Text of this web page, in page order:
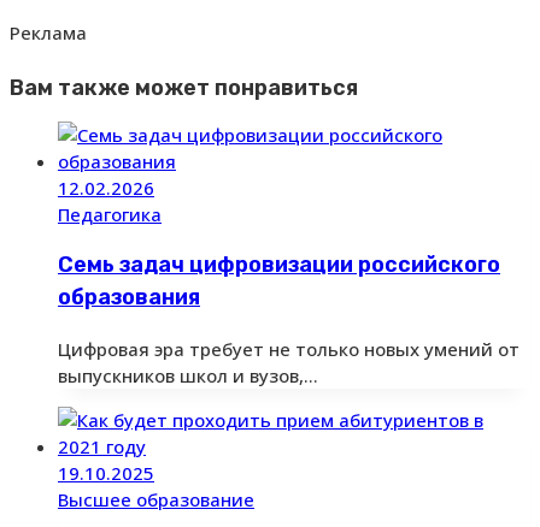
Реклама
Вам также может понравиться
12.02.2026
Педагогика
Семь задач цифровизации российского
образования
Цифровая эра требует не только новых умений от
выпускников школ и вузов,…
19.10.2025
Высшее образование